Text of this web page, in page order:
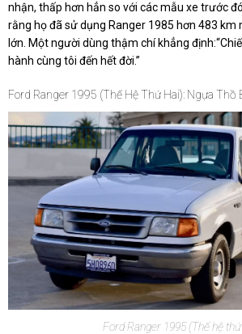
nhận, thấp hơn hẳn so với các mẫu xe trước
rằng họ đã sử dụng Ranger 1985 hơn 483 km
lớn. Một người dùng thậm chí khẳng
hành cùng tôi đến hết đời.”
Ford Ranger 1995 (Thế Hệ Thứ Hai): Ngựa Thồ
Ford Ranger 1995 (Thế hệ thứ